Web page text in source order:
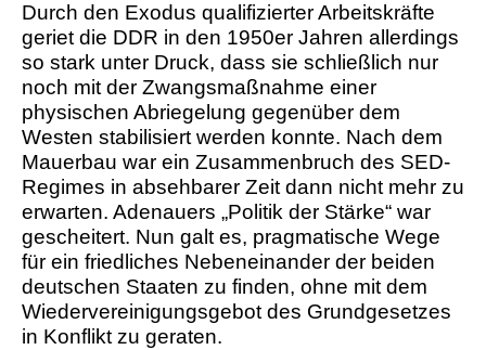
Durch den Exodus qualifizierter Arbeitskräfte
geriet die DDR in den 1950er Jahren allerdings
so stark unter Druck, dass sie schließlich nur
noch mit der Zwangsmaßnahme einer
physischen Abriegelung gegenüber dem
Westen stabilisiert werden konnte. Nach dem
Mauerbau war ein Zusammenbruch des SED-
Regimes in absehbarer Zeit dann nicht mehr zu
erwarten. Adenauers „Politik der Stärke“ war
gescheitert. Nun galt es, pragmatische Wege
für ein friedliches Nebeneinander der beiden
deutschen Staaten zu finden, ohne mit dem
Wiedervereinigungsgebot des Grundgesetzes
in Konflikt zu geraten.